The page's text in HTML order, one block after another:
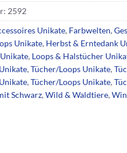
2592
Unikate, Farbwelten,
Unikate, Herbst & Erntedank
, Loops & Halstücher
,Tücher/Loops Unikate,
,Tücher/Loops Unikate,
Schwarz,Wild & Waldtiere,